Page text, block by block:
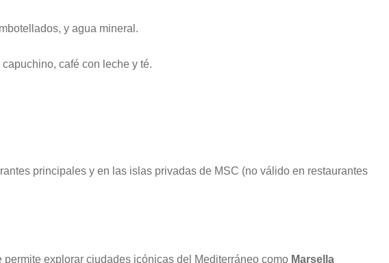
y agua mineral.
café con leche y té.
principales y en las islas privadas de MSC (no válido en restaurantes
permite explorar ciudades icónicas del Mediterráneo como Marsella